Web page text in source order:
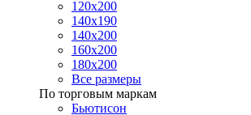
120х200
140х190
140х200
160х200
180х200
Все размеры
По торговым маркам
Бьютисон